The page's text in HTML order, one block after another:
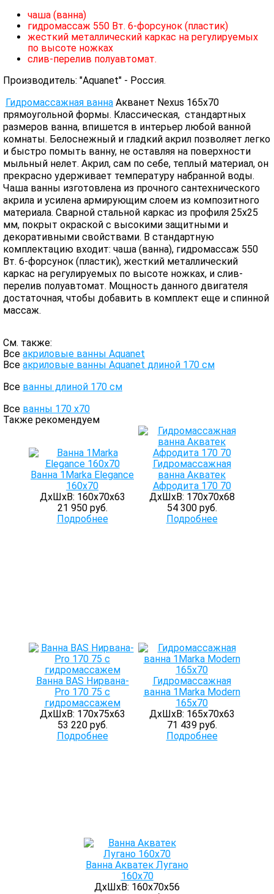
чаша (ванна)
гидромассаж 550 Вт. 6-форсунок (пластик)
жесткий металлический каркас на регулируемых
по высоте ножках
слив-перелив полуавтомат.
Производитель: "Aquanet" - Россия.
Гидромассажная ванна Акванет Nexus 165x70
прямоугольной формы. Классическая, стандартных
размеров ванна, впишется в интерьер любой ванной
комнаты. Белоснежный и гладкий акрил позволяет легко
и быстро помыть ванну, не оставляя на поверхности
мыльный нелет. Акрил, сам по себе, теплый материал, он
прекрасно удерживает температуру набранной воды.
Чаша ванны изготовлена из прочного сантехнического
акрила и усилена армирующим слоем из композитного
материала. Сварной стальной каркас из профиля 25х25
мм, покрыт окраской с высокими защитными и
декоративными свойствами. В стандартную
комплектацию входит: чаша (ванна), гидромассаж 550
Вт. 6-форсунок (пластик), жесткий металлический
каркас на регулируемых по высоте ножках, и слив-
перелив полуавтомат. Мощность данного двигателя
достаточная, чтобы добавить в комплект еще и спинной
массаж.
См. также:
Все акриловые ванны Aquanet
Все акриловые ванны Aquanet длиной 170 см
Все ванны длиной 170 см
Все ванны 170 х70
Также рекомендуем
Ванна 1Marka Elegance
160x70
ДхШхВ: 160х70х63
21 950 руб.
Подробнее
Гидромассажная
ванна Акватек
Афродита 170 70
ДхШхВ: 170х70х68
54 300 руб.
Подробнее
Ванна BAS Нирвана-
Pro 170 75 с
гидромассажем
ДхШхВ: 170х75х63
53 220 руб.
Подробнее
Гидромассажная
ванна 1Marka Modern
165x70
ДхШхВ: 165х70х63
71 439 руб.
Подробнее
Ванна Акватек Лугано
160х70
ДхШхВ: 160х70х56